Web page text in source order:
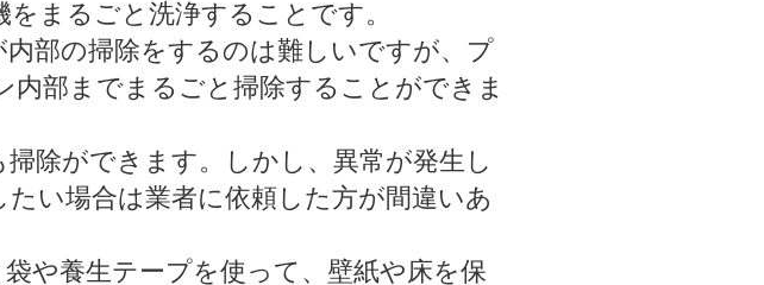
まるごと洗浄することです。
部の掃除をするのは難しいですが、プ
部までまるごと掃除することができま
除ができます。しかし、異常が発生し
い場合は業者に依頼した方が間違いあ
や養生テープを使って、壁紙や床を保